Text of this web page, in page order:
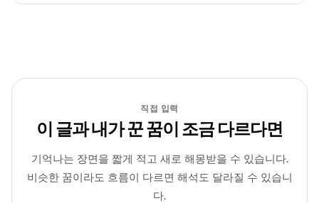
직접 입력
이 글과 내가 꾼 꿈이 조금 다르다면
기억나는 장면을 짧게 적고 새로 해몽받을 수 있습니다.
비슷한 꿈이라도 흐름이 다르면 해석도 달라질 수 있습니
다.